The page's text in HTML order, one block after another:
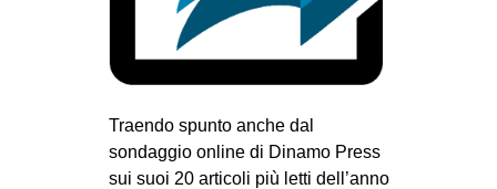
Traendo spunto anche dal
sondaggio online di Dinamo Press
sui suoi 20 articoli più letti dell’anno